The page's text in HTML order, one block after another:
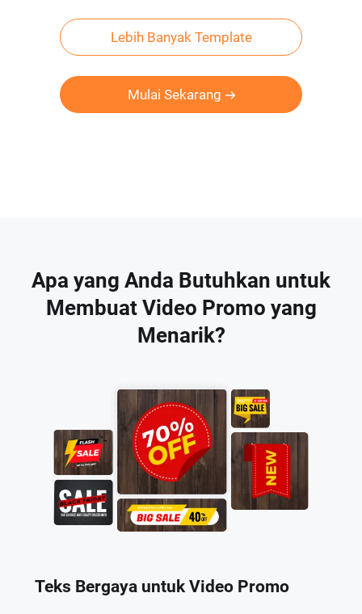
Lebih Banyak Template
Mulai Sekarang
Apa yang Anda Butuhkan untuk
Membuat Video Promo yang
Menarik?
Teks Bergaya untuk Video Promo